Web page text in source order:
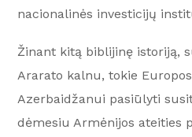
nacionalinės investicijų
Žinant kitą biblijinę istoriją,
Ararato kalnu, tokie
Azerbaidžanui pasiūlyti
dėmesiu Armėnijos ateities